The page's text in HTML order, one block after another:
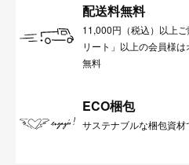
配送料無料
11,000円（税込）以上
リート」以上の会員様
無料
ECO梱包
サステナブルな梱包資